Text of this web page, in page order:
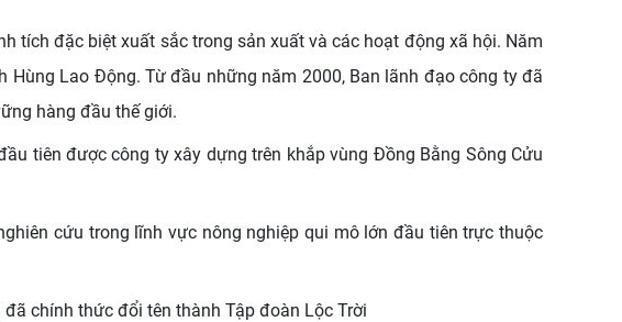
tích đặc biệt xuất sắc trong sản xuất và các hoạt động xã hội. Năm
Lao Động. Từ đầu những năm 2000, Ban lãnh đạo công ty đã
hàng đầu thế giới.
tiên được công ty xây dựng trên khắp vùng Đồng Bằng Sông Cửu
cứu trong lĩnh vực nông nghiệp qui mô lớn đầu tiên trực thuộc
chính thức đổi tên thành Tập đoàn Lộc Trời